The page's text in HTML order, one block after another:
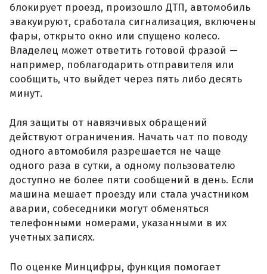
блокирует проезд, произошло ДТП, автомобиль
эвакуируют, сработала сигнализация, включены
фары, открыто окно или спущено колесо.
Владелец может ответить готовой фразой —
например, поблагодарить отправителя или
сообщить, что выйдет через пять либо десять
минут.
Для защиты от навязчивых обращений
действуют ограничения. Начать чат по поводу
одного автомобиля разрешается не чаще
одного раза в сутки, а одному пользователю
доступно не более пяти сообщений в день. Если
машина мешает проезду или стала участником
аварии, собеседники могут обменяться
телефонными номерами, указанными в их
учетных записях.
По оценке Минцифры, функция помогает